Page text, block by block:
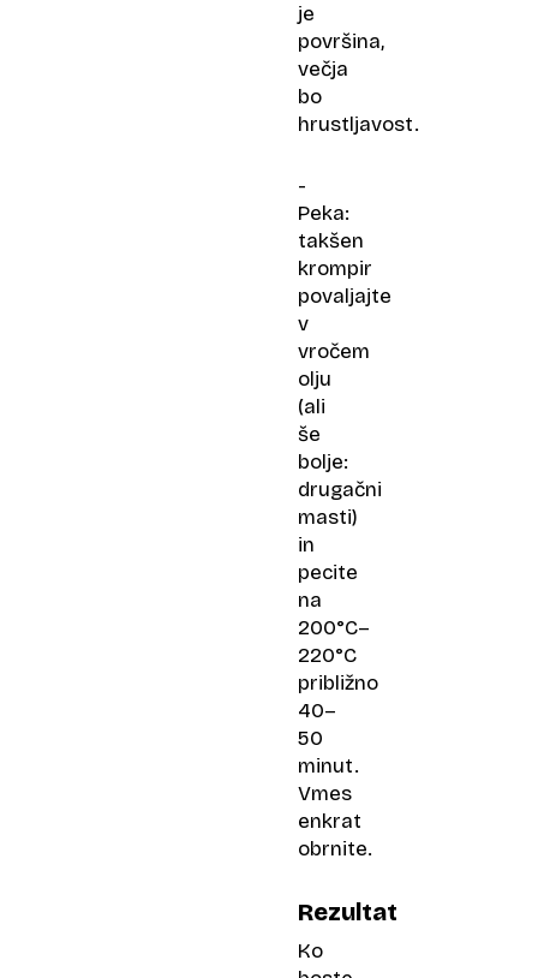
je
površina,
večja
bo
hrustljavost.
-
Peka:
takšen
krompir
povaljajte
v
vročem
olju
(ali
še
bolje:
drugačni
masti)
in
pecite
na
200°C–
220°C
približno
40–
50
minut.
Vmes
enkrat
obrnite.
Rezultat
Ko